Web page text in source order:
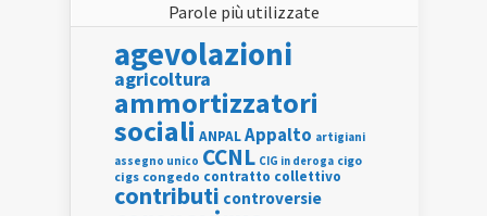
Parole più utilizzate
agevolazioni
agricoltura
ammortizzatori
sociali ANPALAppalto artigiani
assegno unico CCNL CIG in deroga cigo
cigs congedo contratto collettivo
contributi controversie